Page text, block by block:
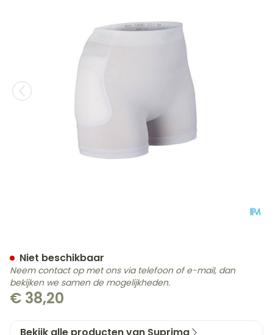
€ 38,20
Niet beschikbaar
Neem contact op met ons via telefoon of e-mail, dan
bekijken we samen de mogelijkheden.